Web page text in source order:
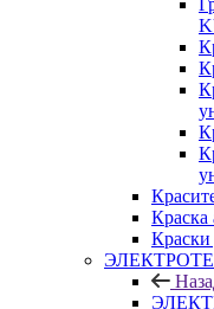
Краска
Краски